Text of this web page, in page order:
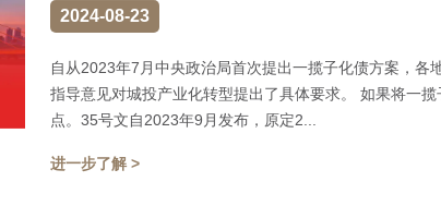
2024-08-23
自从2023年7月中央政治局首次提出一揽子化债方案，
指导意见对城投产业化转型提出了具体要求。 如果将一
点。35号文自2023年9月发布，原定2...
进一步了解 >